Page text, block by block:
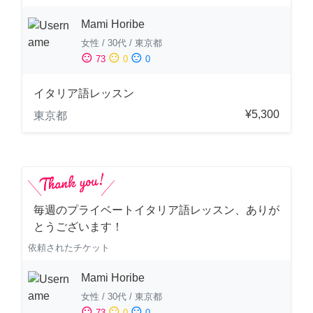
Mami Horibe
女性 / 30代 / 東京都
sentiment_satisfied 73 sentiment_neutral 0 sentiment_dissatisfied 0
イタリア語レッスン
東京都
¥5,300
毎週のプライベートイタリア語レッスン、ありが
とうございます！
依頼されたチケット
Mami Horibe
女性 / 30代 / 東京都